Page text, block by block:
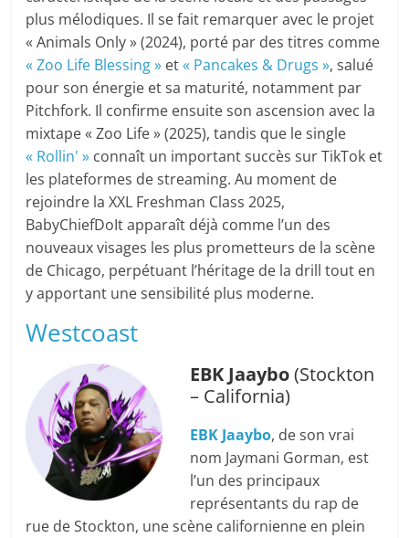
plus mélodiques. Il se fait remarquer avec le projet
« Animals Only » (2024), porté par des titres comme
« Zoo Life Blessing » et« Pancakes & Drugs », salué
pour son énergie et sa maturité, notamment par
Pitchfork. Il confirme ensuite son ascension avec la
mixtape « Zoo Life » (2025), tandis que le single
« Rollin' » connaît un important succès sur TikTok et
les plateformes de streaming. Au moment de
rejoindre la XXL Freshman Class 2025,
BabyChiefDoIt apparaît déjà comme l’un des
nouveaux visages les plus prometteurs de la scène
de Chicago, perpétuant l’héritage de la drill tout en
y apportant une sensibilité plus moderne.
Westcoast
EBK Jaaybo(Stockton
– California)
EBK Jaaybo, de son vrai
nom Jaymani Gorman, est
l’un des principaux
représentants du rap de
rue de Stockton, une scène californienne en plein